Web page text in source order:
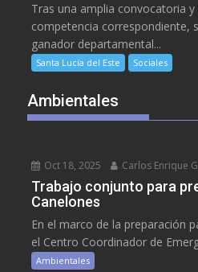
Tras una amplia convocatoria y
competencia correspondiente,
ganador departamental...
Santa Lucía del Este Sociales
Ambientales
Oct 18, 2025 Carlos Enrique
Trabajo conjunto para
Canelones
En el marco de la preparación
el Centro Coordinador de
Ambientales